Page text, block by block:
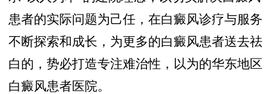
患者的实际问题为己任，在白癜风诊疗与服务
不断探索和成长，为更多的白癜风患者送去祛
白的，势必打造专注难治性，以为的华东地区
白癜风患者医院。